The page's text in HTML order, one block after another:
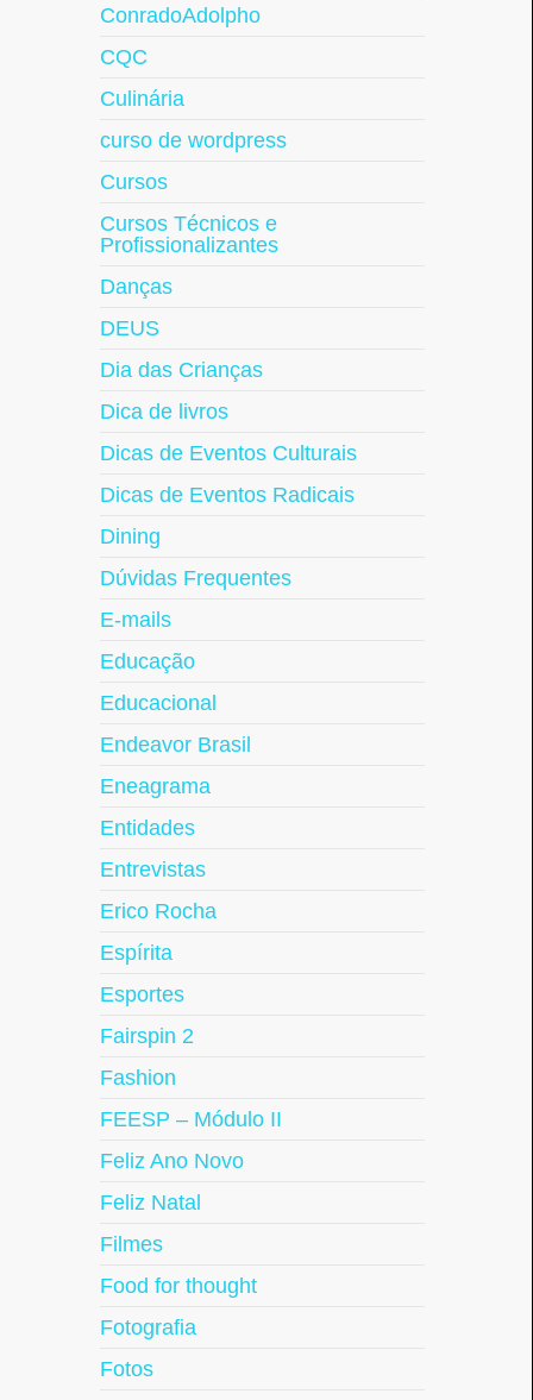
ConradoAdolpho
CQC
Culinária
curso de wordpress
Cursos
Cursos Técnicos e
Profissionalizantes
Danças
DEUS
Dia das Crianças
Dica de livros
Dicas de Eventos Culturais
Dicas de Eventos Radicais
Dining
Dúvidas Frequentes
E-mails
Educação
Educacional
Endeavor Brasil
Eneagrama
Entidades
Entrevistas
Erico Rocha
Espírita
Esportes
Fairspin 2
Fashion
FEESP – Módulo II
Feliz Ano Novo
Feliz Natal
Filmes
Food for thought
Fotografia
Fotos